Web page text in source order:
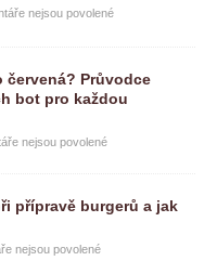
nejsou povolené
červená? Průvodce
bot pro každou
nejsou povolené
přípravě burgerů a jak
nejsou povolené